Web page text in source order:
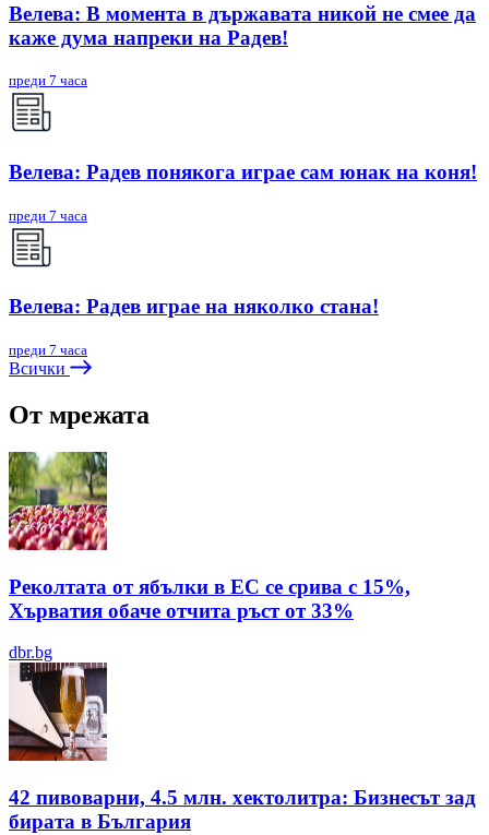
Велева: В момента в държавата никой не смее да
каже дума напреки на Радев!
преди 7 часа
Велева: Радев понякога играе сам юнак на коня!
преди 7 часа
Велева: Радев играе на няколко стана!
преди 7 часа
Всички
От мрежата
Реколтата от ябълки в ЕС се срива с 15%,
Хърватия обаче отчита ръст от 33%
dbr.bg
42 пивоварни, 4.5 млн. хектолитра: Бизнесът зад
бирата в България